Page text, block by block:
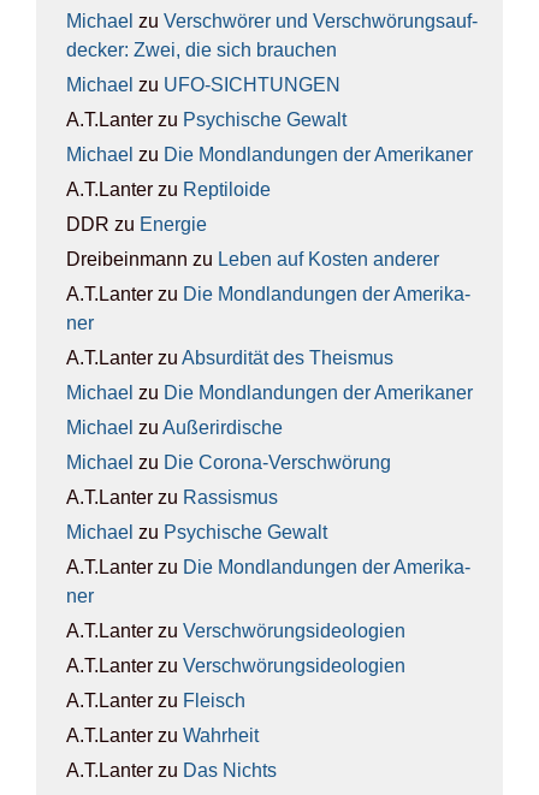
Michael zu Ver­schwö­rer und Ver­schwö­rungs­auf­
de­cker: Zwei, die sich brau­chen
Michael zu UFO-SICH­TUN­GEN
A.T.Lanter zu Psy­chi­sche Gewalt
Michael zu Die Mond­lan­dun­gen der Ame­ri­ka­ner
A.T.Lanter zu Rep­ti­lo­ide
DDR zu Ener­gie
Dreibeinmann zu Leben auf Kos­ten ande­rer
A.T.Lanter zu Die Mond­lan­dun­gen der Ame­ri­ka­
ner
A.T.Lanter zu Absur­di­tät des The­is­mus
Michael zu Die Mond­lan­dun­gen der Ame­ri­ka­ner
Michael zu Außer­ir­di­sche
Michael zu Die Coro­na-Ver­schwö­rung
A.T.Lanter zu Ras­sis­mus
Michael zu Psy­chi­sche Gewalt
A.T.Lanter zu Die Mond­lan­dun­gen der Ame­ri­ka­
ner
A.T.Lanter zu Ver­schwö­rungs­ideo­lo­gien
A.T.Lanter zu Ver­schwö­rungs­ideo­lo­gien
A.T.Lanter zu Fleisch
A.T.Lanter zu Wahr­heit
A.T.Lanter zu Das Nichts